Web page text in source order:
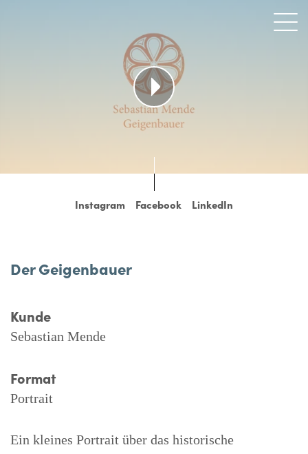
Instagram Facebook LinkedIn
Der Geigenbauer
Kunde
Sebastian Mende
Format
Portrait
Ein kleines Portrait über das historische